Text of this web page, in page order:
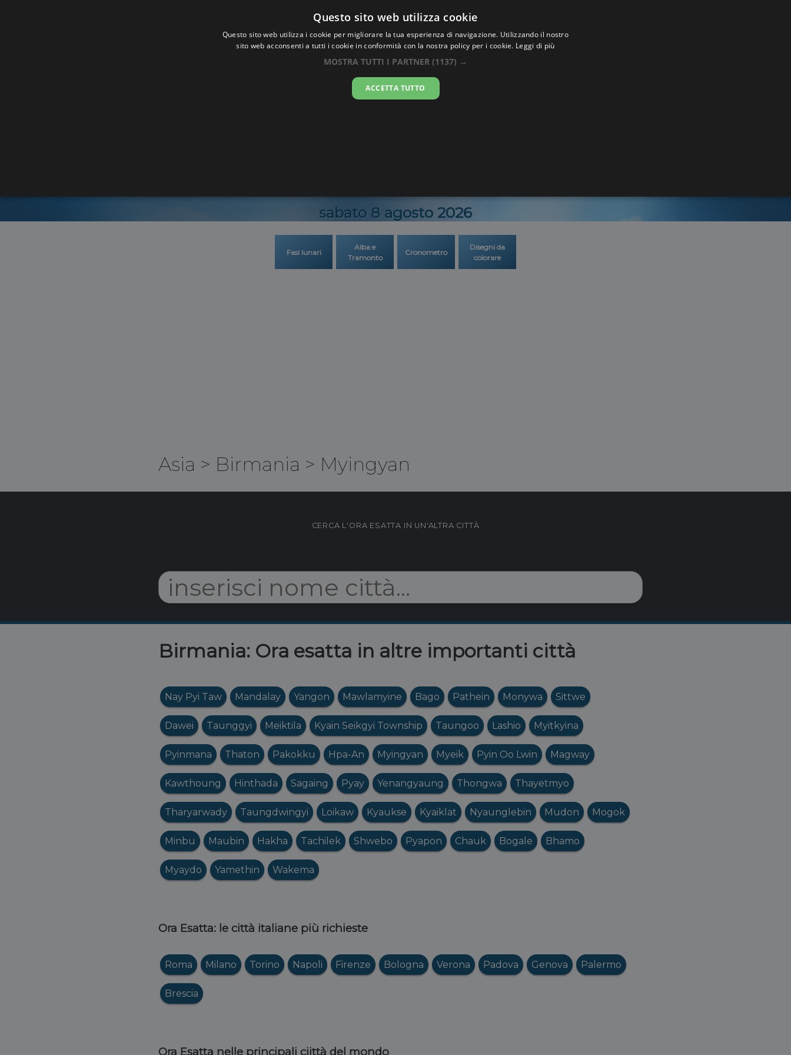
Oraesatta.co
Ora EsattaMyingyan
sabato 8 agosto 2026
Fasi lunari
Alba e
Tramonto
Cronometro
Disegni da
colorare
Asia > Birmania > Myingyan
CERCA L'ORA ESATTA IN UN'ALTRA CITTÀ
Birmania: Ora esatta in altre importanti città
Nay Pyi Taw Mandalay Yangon Mawlamyine Bago Pathein Monywa Sittwe
Dawei Taunggyi Meiktila Kyain Seikgyi Township Taungoo Lashio Myitkyina
Pyinmana Thaton Pakokku Hpa-An Myingyan Myeik Pyin Oo Lwin Magway
Kawthoung Hinthada Sagaing Pyay Yenangyaung Thongwa Thayetmyo
Tharyarwady Taungdwingyi Loikaw Kyaukse Kyaiklat Nyaunglebin Mudon Mogok
Minbu Maubin Hakha Tachilek Shwebo Pyapon Chauk Bogale Bhamo
Myaydo Yamethin Wakema
Ora Esatta: le città italiane più richieste
Roma Milano Torino Napoli Firenze Bologna Verona Padova Genova Palermo
Brescia
Ora Esatta nelle principali ciittà del mondo
Questo sito web utilizza cookie
Questo sito web utilizza i cookie per migliorare la tua esperienza di navigazione. Utilizzando il nostro
sito web acconsenti a tutti i cookie in conformità con la nostra policy per i cookie. Leggi di più
MOSTRA TUTTI I PARTNER (1137) →
ACCETTA TUTTO